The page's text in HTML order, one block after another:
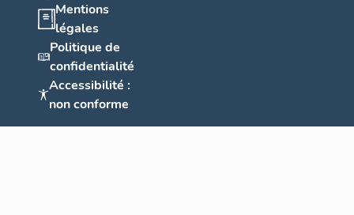
Mentions
légales
Politique de
confidentialité
Accessibilité :
non conforme